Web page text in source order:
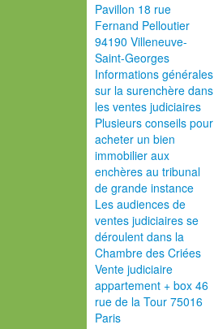
Pavillon 18 rue
Fernand Pelloutier
94190 Villeneuve-
Saint-Georges
Informations générales
sur la surenchère dans
les ventes judiciaires
Plusieurs conseils pour
acheter un bien
immobilier aux
enchères au tribunal
de grande instance
Les audiences de
ventes judiciaires se
déroulent dans la
Chambre des Criées
Vente judiciaire
appartement + box 46
rue de la Tour 75016
Paris